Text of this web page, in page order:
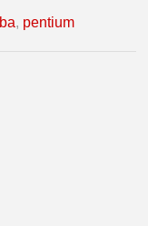
, pentium